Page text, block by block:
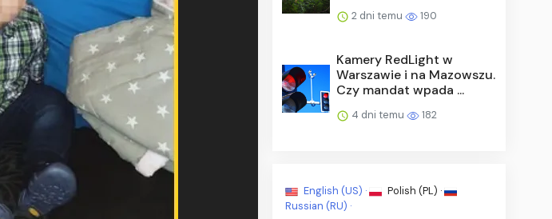
2 dni temu 190
Kamery RedLight w
Warszawie i na Mazowszu.
Czy mandat wpada ...
4 dni temu 182
English (US) ·
Polish (PL) ·
Russian (RU) ·